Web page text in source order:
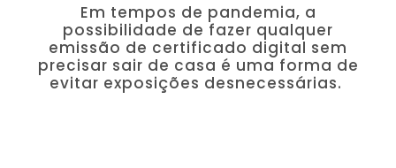
Em tempos de pandemia, a
possibilidade de fazer qualquer
emissão de certificado digital sem
precisar sair de casa é uma forma de
evitar exposições desnecessárias.